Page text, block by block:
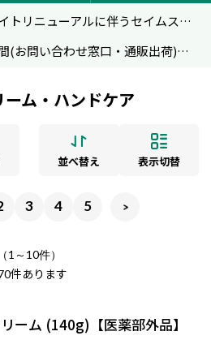
【重要】サイトリニューアルに伴うセイムス通販のご利用について
夏季休業期間(お問い合わせ窓口・通販出荷)のお知らせ
ム・ハンドケア
3 4 5
並べ替え 表示切替
（1～10件）
件あります
ーム (140g)【医薬部外品】